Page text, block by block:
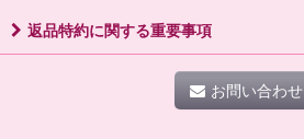
返品特約に関する重要事項
お問い合わせ